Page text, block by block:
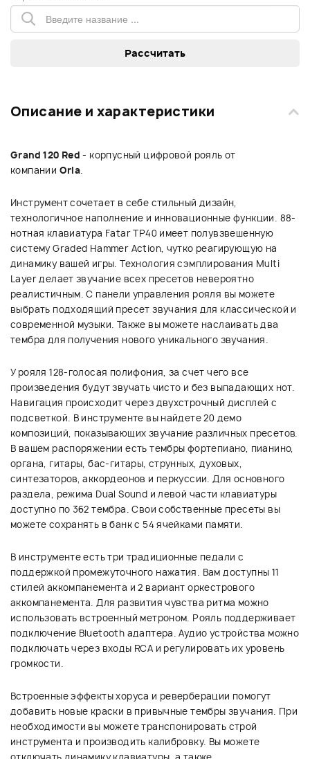
Описание и характеристики
Grand 120 Red - корпусный цифровой рояль от
компании Orla.
Инструмент сочетает в себе стильный дизайн,
технологичное наполнение и инновационные функции. 88-
нотная клавиатура Fatar TP40 имеет полувзвешенную
систему Graded Hammer Action, чутко реагирующую на
динамику вашей игры. Технология сэмплирования Multi
Layer делает звучание всех пресетов невероятно
реалистичным. С панели управления рояля вы можете
выбрать подходящий пресет звучания для классической и
современной музыки. Также вы можете наслаивать два
тембра для получения нового уникального звучания.
У рояля 128-голосая полифония, за счет чего все
произведения будут звучать чисто и без выпадающих нот.
Навигация происходит через двухстрочный дисплей с
подсветкой. В инструменте вы найдете 20 демо
композиций, показывающих звучание различных пресетов.
В вашем распоряжении есть тембры фортепиано, пианино,
органа, гитары, бас-гитары, струнных, духовых,
синтезаторов, аккордеонов и перкуссии. Для основного
раздела, режима Dual Sound и левой части клавиатуры
доступно по 362 тембра. Свои собственные пресеты вы
можете сохранять в банк с 54 ячейками памяти.
В инструменте есть три традиционные педали с
поддержкой промежуточного нажатия. Вам доступны 11
стилей аккомпанемента и 2 вариант оркестрового
аккомпанемента. Для развития чувства ритма можно
использовать встроенный метроном. Рояль поддерживает
подключение Bluetooth адаптера. Аудио устройства можно
подключать через входы RCA и регулировать их уровень
громкости.
Встроенные эффекты хоруса и реверберации помогут
добавить новые краски в привычные тембры звучания. При
необходимости вы можете транспонировать строй
инструмента и производить калибровку. Вы можете